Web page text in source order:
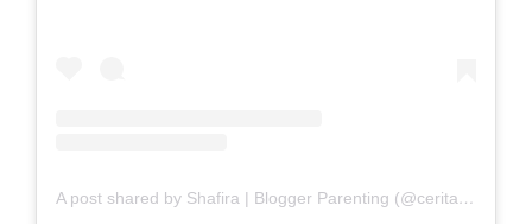
A post shared by Shafira | Blogger Parenting (@ceritamamah_)